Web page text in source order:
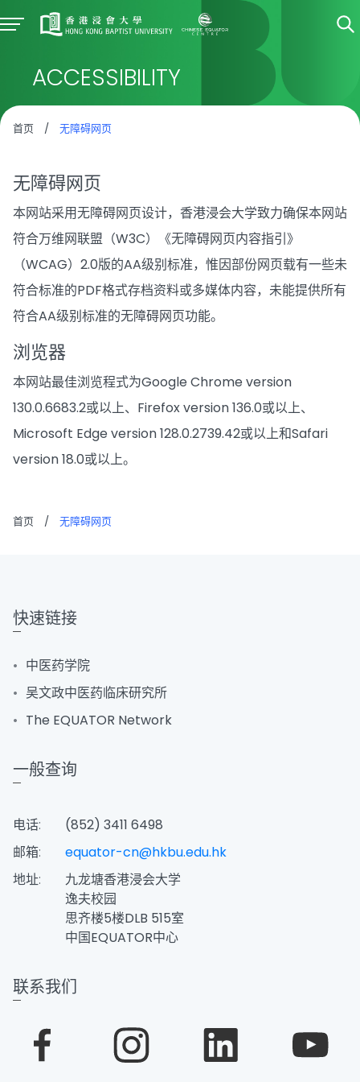
ACCESSIBILITY
首页 / 无障碍网页
无障碍网页
本网站采用无障碍网页设计，香港浸会大学致力确保本网站
符合万维网联盟（W3C）《无障碍网页内容指引》
（WCAG）2.0版的AA级别标准，惟因部份网页载有一些未
符合标准的PDF格式存档资料或多媒体内容，未能提供所有
符合AA级别标准的无障碍网页功能。
浏览器
本网站最佳浏览程式为Google Chrome version
130.0.6683.2或以上、Firefox version 136.0或以上、
Microsoft Edge version 128.0.2739.42或以上和Safari
version 18.0或以上。
首页 / 无障碍网页
快速链接
中医药学院
吴文政中医药临床研究所
The EQUATOR Network
一般查询
电话:
(852) 3411 6498
邮箱:
equator-cn@hkbu.edu.hk
地址:
九龙塘香港浸会大学
逸夫校园
思齐楼5楼DLB 515室
中国EQUATOR中心
联系我们